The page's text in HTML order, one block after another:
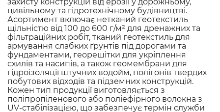
цивільному та гідротехнічному будівництві.
Асортимент включає нетканий геотекстиль
щільністю від 100 до 600 г/м² для дренажних та
фільтраційних робіт, тканий геотекстиль для
армування слабких ґрунтів під дорогами та
фундаментами, георешітки для укріплення
схилів та насипів, а також геомембрани для
гідроізоляції штучних водойм, полігонів твердих
побутових відходів та підземних конструкцій.
Кожен тип продукції виготовляється з
поліпропіленового або поліефірного волокна з
UV-стабілізацією, що забезпечує термін служби